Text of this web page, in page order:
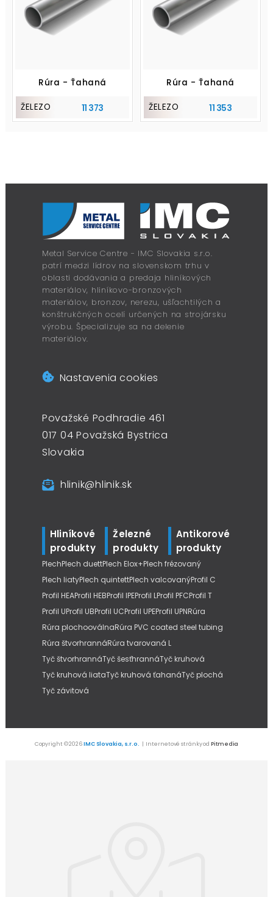
Rúra - Ťahaná
ŽELEZO 11 373
Rúra - Ťahaná
ŽELEZO 11 353
Metal Service Centre - IMC Slovakia s.r.o.
patrí medzi lídrov na slovenskom trhu v
oblasti dodávania a predaja hliníkových
materiálov, hliníkovo-bronzových
materiálov, bronzov, nerezu, ušľachtilých a
konštrukčných ocelí určených na strojársku
výrobu. Špecializuje sa na delenie
materiálov.
Nastavenia cookies
Považské Podhradie 461
017 04 Považská Bystrica
Slovakia
hlinik@hlinik.sk
Hliníkové
produkty
Železné
produkty
Antikorové
produkty
PlechPlech duettPlech Elox+Plech frézovaný
Plech liatyPlech quintettPlech valcovanýProfil C
Profil HEAProfil HEBProfil IPEProfil LProfil PFCProfil T
Profil UProfil UBProfil UCProfil UPEProfil UPNRúra
Rúra plochooválnaRúra PVC coated steel tubing
Rúra štvorhrannáRúra tvarovaná L
Tyč štvorhrannáTyč šesťhrannáTyč kruhová
Tyč kruhová liataTyč kruhová ťahanáTyč plochá
Tyč závitová
Copyright © 2026IMC Slovakia, s.r.o. | Internetové stránky od Pitmedia